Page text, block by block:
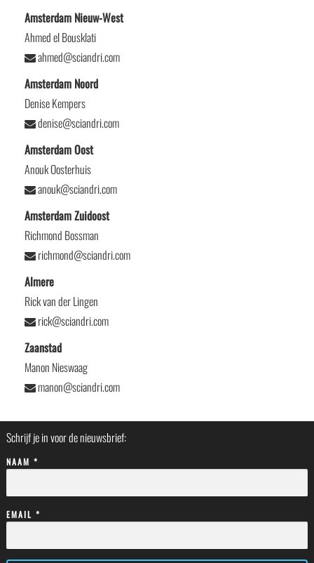
Amsterdam Nieuw-West
Ahmed el Bousklati
ahmed@sciandri.com
Amsterdam Noord
Denise Kempers
denise@sciandri.com
Amsterdam Oost
Anouk Oosterhuis
anouk@sciandri.com
Amsterdam Zuidoost
Richmond Bossman
richmond@sciandri.com
Almere
Rick van der Lingen
rick@sciandri.com
Zaanstad
Manon Nieswaag
manon@sciandri.com
Schrijf je in voor de nieuwsbrief:
NAAM *
EMAIL *